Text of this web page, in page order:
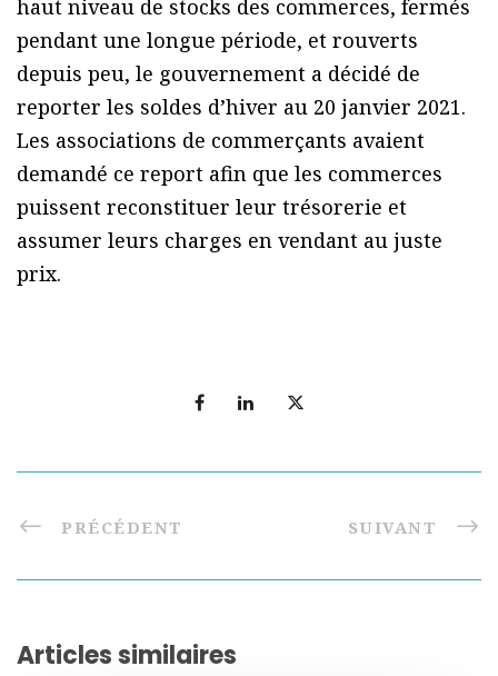
haut niveau de stocks des commerces, fermés
pendant une longue période, et rouverts
depuis peu, le gouvernement a décidé de
reporter les soldes d’hiver au 20 janvier 2021.
Les associations de commerçants avaient
demandé ce report afin que les commerces
puissent reconstituer leur trésorerie et
assumer leurs charges en vendant au juste
prix.
PRÉCÉDENT SUIVANT
Articles similaires